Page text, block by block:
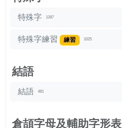
特殊字 1287
特殊字練習 練習 1025
結語
結語 481
倉頡字母及輔助字形表